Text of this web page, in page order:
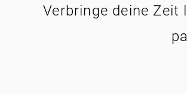
Verbringe deine Zeit